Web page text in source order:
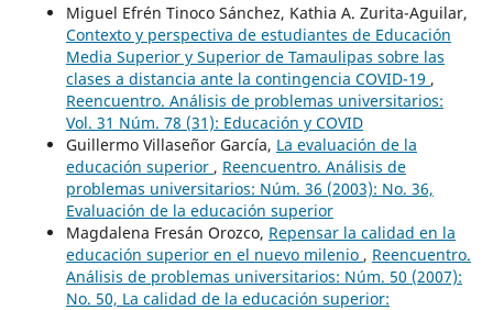
Miguel Efrén Tinoco Sánchez, Kathia A. Zurita-Aguilar,
Contexto y perspectiva de estudiantes de Educación
Media Superior y Superior de Tamaulipas sobre las
clases a distancia ante la contingencia COVID-19 ,
Reencuentro. Análisis de problemas universitarios:
Vol. 31 Núm. 78 (31): Educación y COVID
Guillermo Villaseñor García, La evaluación de la
educación superior , Reencuentro. Análisis de
problemas universitarios: Núm. 36 (2003): No. 36,
Evaluación de la educación superior
Magdalena Fresán Orozco, Repensar la calidad en la
educación superior en el nuevo milenio , Reencuentro.
Análisis de problemas universitarios: Núm. 50 (2007):
No. 50, La calidad de la educación superior: